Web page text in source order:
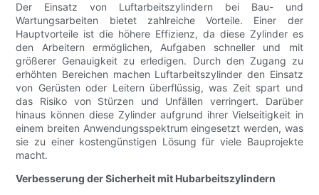
Der Einsatz von Luftarbeitszylindern bei Bau- und
Wartungsarbeiten bietet zahlreiche Vorteile. Einer der
Hauptvorteile ist die höhere Effizienz, da diese Zylinder es
den Arbeitern ermöglichen, Aufgaben schneller und mit
größerer Genauigkeit zu erledigen. Durch den Zugang zu
erhöhten Bereichen machen Luftarbeitszylinder den Einsatz
von Gerüsten oder Leitern überflüssig, was Zeit spart und
das Risiko von Stürzen und Unfällen verringert. Darüber
hinaus können diese Zylinder aufgrund ihrer Vielseitigkeit in
einem breiten Anwendungsspektrum eingesetzt werden, was
sie zu einer kostengünstigen Lösung für viele Bauprojekte
macht.
Verbesserung der Sicherheit mit Hubarbeitszylindern